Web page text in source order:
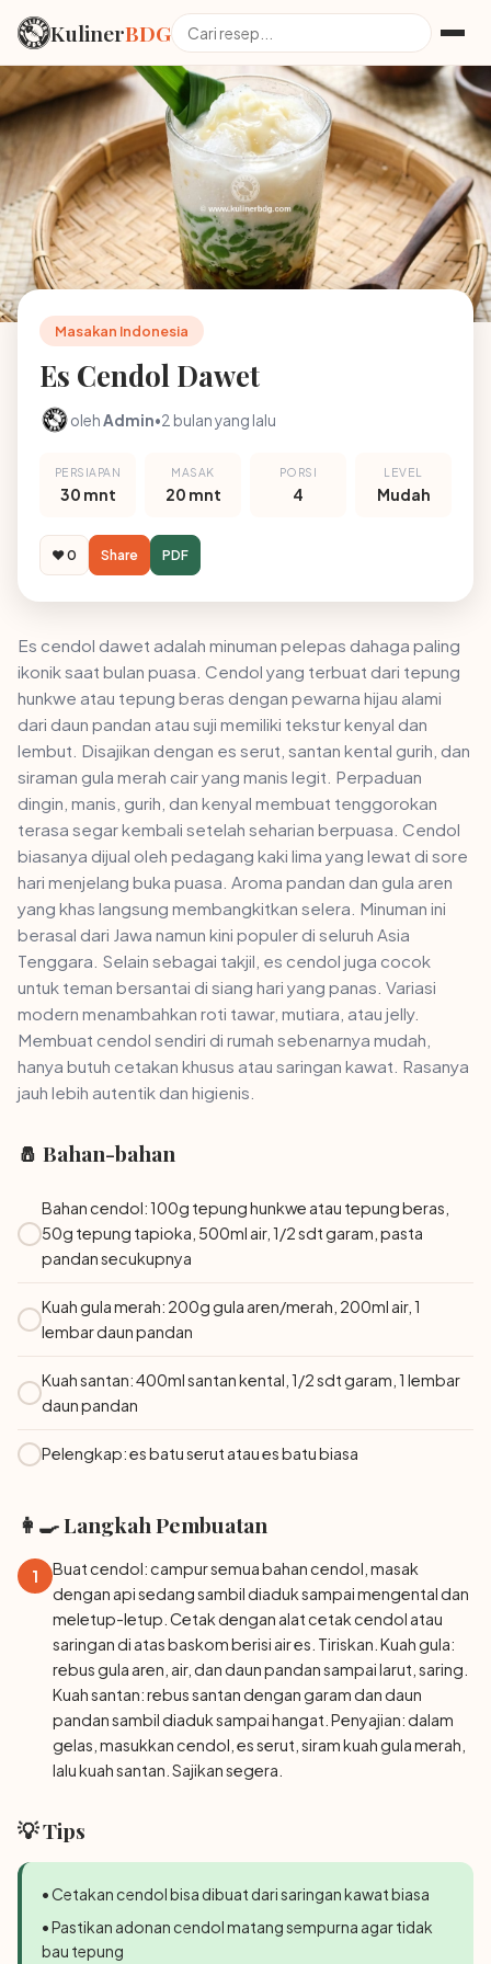
KulinerBDG
Masakan Indonesia
Es Cendol Dawet
olehAdmin•2 bulan yang lalu
PERSIAPAN
30 mnt
MASAK
20 mnt
PORSI
4
LEVEL
Mudah
❤️ 0 Share PDF
Es cendol dawet adalah minuman pelepas dahaga paling
ikonik saat bulan puasa. Cendol yang terbuat dari tepung
hunkwe atau tepung beras dengan pewarna hijau alami
dari daun pandan atau suji memiliki tekstur kenyal dan
lembut. Disajikan dengan es serut, santan kental gurih, dan
siraman gula merah cair yang manis legit. Perpaduan
dingin, manis, gurih, dan kenyal membuat tenggorokan
terasa segar kembali setelah seharian berpuasa. Cendol
biasanya dijual oleh pedagang kaki lima yang lewat di sore
hari menjelang buka puasa. Aroma pandan dan gula aren
yang khas langsung membangkitkan selera. Minuman ini
berasal dari Jawa namun kini populer di seluruh Asia
Tenggara. Selain sebagai takjil, es cendol juga cocok
untuk teman bersantai di siang hari yang panas. Variasi
modern menambahkan roti tawar, mutiara, atau jelly.
Membuat cendol sendiri di rumah sebenarnya mudah,
hanya butuh cetakan khusus atau saringan kawat. Rasanya
jauh lebih autentik dan higienis.
🧂 Bahan-bahan
Bahan cendol: 100g tepung hunkwe atau tepung beras,
50g tepung tapioka, 500ml air, 1/2 sdt garam, pasta
pandan secukupnya
Kuah gula merah: 200g gula aren/merah, 200ml air, 1
lembar daun pandan
Kuah santan: 400ml santan kental, 1/2 sdt garam, 1 lembar
daun pandan
Pelengkap: es batu serut atau es batu biasa
👩‍🍳 Langkah Pembuatan
1
Buat cendol: campur semua bahan cendol, masak
dengan api sedang sambil diaduk sampai mengental dan
meletup-letup. Cetak dengan alat cetak cendol atau
saringan di atas baskom berisi air es. Tiriskan. Kuah gula:
rebus gula aren, air, dan daun pandan sampai larut, saring.
Kuah santan: rebus santan dengan garam dan daun
pandan sambil diaduk sampai hangat. Penyajian: dalam
gelas, masukkan cendol, es serut, siram kuah gula merah,
lalu kuah santan. Sajikan segera.
💡 Tips
• Cetakan cendol bisa dibuat dari saringan kawat biasa
• Pastikan adonan cendol matang sempurna agar tidak
bau tepung